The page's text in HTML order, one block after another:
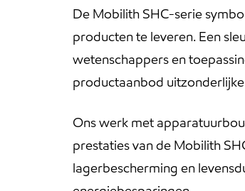
De Mobilith SHC-serie
producten te leveren. Een
wetenschappers en
productaanbod
Ons werk met
prestaties van de Mobilith
lagerbescherming en